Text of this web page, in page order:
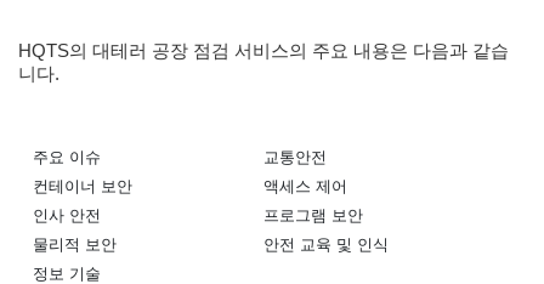
HQTS의 대테러 공장 점검 서비스의 주요 내용은 다음과 같습
니다.
주요 이슈
컨테이너 보안
인사 안전
물리적 보안
정보 기술
교통안전
액세스 제어
프로그램 보안
안전 교육 및 인식